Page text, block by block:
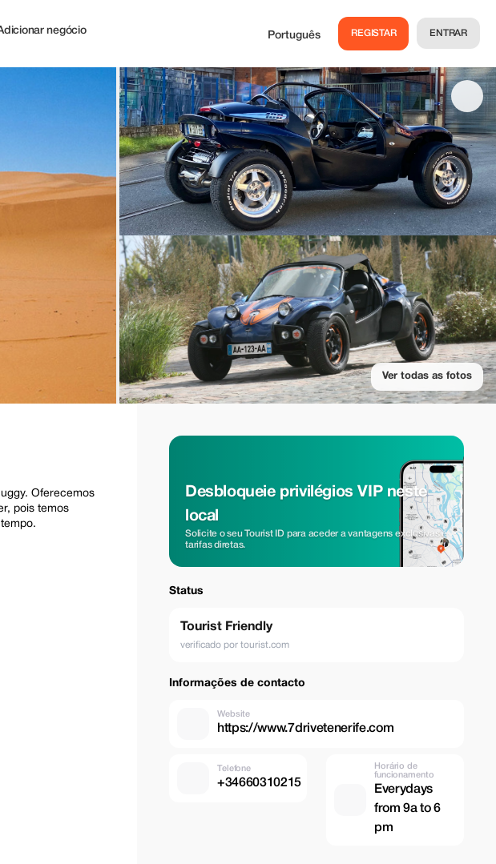
negócio Português REGISTAR ENTRAR
Ver todas as fotos
Oferecemos
pois temos
Desbloqueie privilégios VIP neste
local
Solicite o seu Tourist ID para aceder a vantagens exclusivas e
tarifas diretas.
Status
Tourist Friendly
verificado por tourist.com
Informações de contacto
Website
https://www.7drivetenerife.com
Telefone
+34660310215
Horário de
funcionamento
Everydays
from 9a to 6
pm